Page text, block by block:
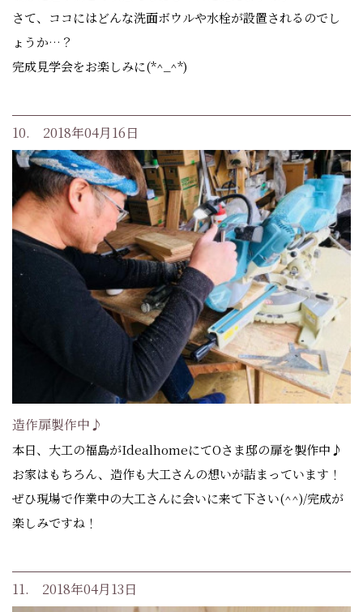
さて、ココにはどんな洗面ボウルや水栓が設置されるのでし
ょうか…？
完成見学会をお楽しみに(*^_^*)
10. 2018年04月16日
造作扉製作中♪
本日、大工の福島がIdealhomeにてOさま邸の扉を製作中♪
お家はもちろん、造作も大工さんの想いが詰まっています！
ぜひ現場で作業中の大工さんに会いに来て下さい(^^)/完成が
楽しみですね！
11. 2018年04月13日